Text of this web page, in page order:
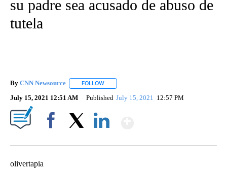
su padre sea acusado de abuso de
tutela
By CNN Newsource FOLLOW
July 15, 2021 12:51 AM Published July 15, 2021 12:57 PM
olivertapia